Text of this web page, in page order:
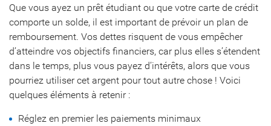
Que vous ayez un prêt étudiant ou que votre carte de crédit
comporte un solde, il est important de prévoir un plan de
remboursement. Vos dettes risquent de vous empêcher
d’atteindre vos objectifs financiers, car plus elles s’étendent
dans le temps, plus vous payez d’intérêts, alors que vous
pourriez utiliser cet argent pour tout autre chose ! Voici
quelques éléments à retenir :
Réglez en premier les paiements minimaux